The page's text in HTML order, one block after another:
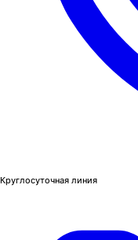
Круглосуточная линия